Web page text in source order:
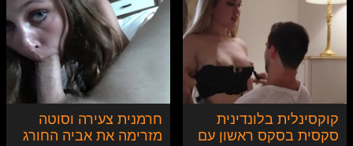
קוקסינלית בלונדינית
סקסית בסקס ראשון עם
חרמנית צעירה וסוטה
מזרימה את אביה החורג